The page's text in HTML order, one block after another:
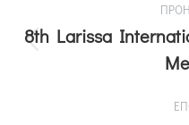
8th Larissa